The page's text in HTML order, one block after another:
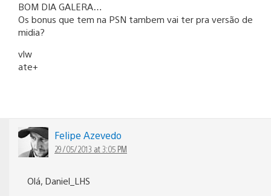
BOM DIA GALERA…
Os bonus que tem na PSN tambem vai ter pra versão de
midia?
vlw
ate+
Felipe Azevedo
29/05/2013 at 3:05 PM
Olá, Daniel_LHS